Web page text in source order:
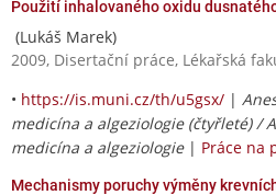
Použití inhalovaného oxidu
(Lukáš Marek)
2009, Disertační práce, Lékařská
• https://is.muni.cz/th/u5gsx/ |
medicína a algeziologie (čtyřleté) /
medicína a algeziologie| Práce na
Mechanismy poruchy výměny